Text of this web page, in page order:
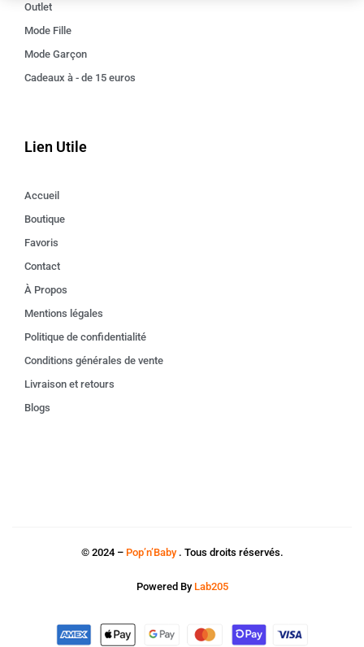
Outlet
Mode Fille
Mode Garçon
Cadeaux à - de 15 euros
Lien Utile
Accueil
Boutique
Favoris
Contact
À Propos
Mentions légales
Politique de confidentialité
Conditions générales de vente
Livraison et retours
Blogs
© 2024 – Pop’n’Baby. Tous droits réservés.
Powered By Lab205